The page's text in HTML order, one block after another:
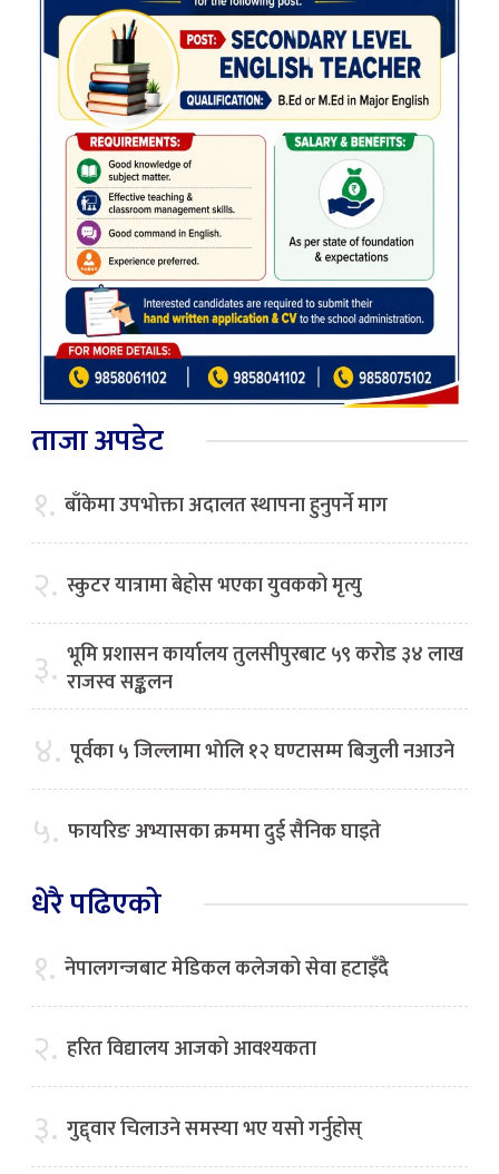
ताजा अपडेट
१. बाँकेमा उपभोक्ता अदालत स्थापना हुनुपर्ने माग
२. स्कुटर यात्रामा बेहोस भएका युवकको मृत्यु
३. भूमि प्रशासन कार्यालय तुलसीपुरबाट ५९ करोड ३४ लाख
राजस्व सङ्कलन
४. पूर्वका ५ जिल्लामा भाेलि १२ घण्टासम्म बिजुली नआउने
५. फायरिङ अभ्यासका क्रममा दुई सैनिक घाइते
धेरै पढिएको
१. नेपालगन्जबाट मेडिकल कलेजको सेवा हटाइँदै
२. हरित विद्यालय आजको आवश्यकता
३. गुद्द्वार चिलाउने समस्या भए यसो गर्नुहोस्